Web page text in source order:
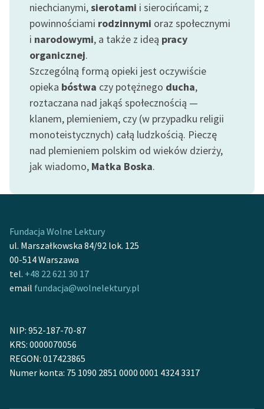
Szkoła Poezji Wolnych
Lektur
O nas
O projekcie
Zasady wykorzystania
Materiały promocyjne
Polityka prywatności
Regulamin biblioteki
Regulamin darowizn
Informacja o treściach
wrażliwych
niechcianymi,sierotami i sierocińcami; z
powinnościami rodzinnymi oraz społecznymi
i narodowymi, a także z ideą pracy
organicznej.
Szczególną formą opieki jest oczywiście
opieka bóstwa czy potężnego ducha,
roztaczana nad jakąś społecznością —
klanem, plemieniem, czy (w przypadku religii
monoteistycznych) całą ludzkością. Pieczę
nad plemieniem polskim od wieków dzierży,
jak wiadomo, Matka Boska.
Fundacja Wolne Lektury
ul. Marszałkowska 84/92 lok. 125
00-514 Warszawa
tel. +48 22 621 30 17
email fundacja@wolnelektury.pl
NIP: 952-187-70-87
KRS: 0000070056
REGON: 017423865
Numer konta: 75 1090 2851 0000 0001 4324 3317